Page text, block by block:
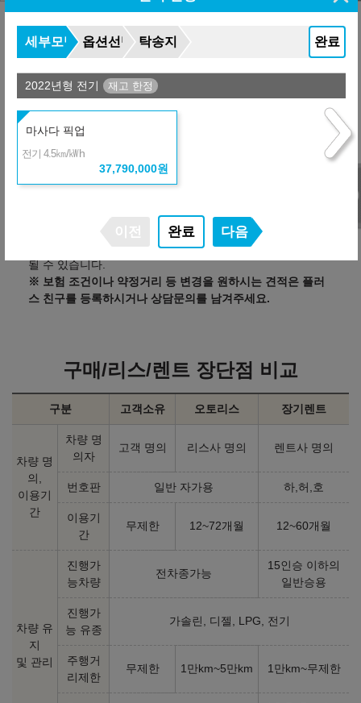
유의사항
- 위 실시간 견적은 할인조건 및 탁송지역, 대리점/딜러사에
따라 달라질 수 있습니다.
다.
- 금융사(렌트사)별 심사 기준은 다를 수 있으며, 신용 및 소득
불충족시 견적이 변경되거나 진행이 불가하실 수도 있습니다.
- 상품 조건은 제휴사의 정책 변경으로 인해 변동되거나 중단
될 수 있습니다.
※ 보험 조건이나 약정거리 등 변경을 원하시는 견적은 플러
스 친구를 등록하시거나 상담문의를 남겨주세요.
구매/리스/렌트 장단점 비교
구분 고객소유 오토리스 장기렌트
차량 명
의,
이용기
간
차량 명
의자
고객 명의 리스사 명의 렌트사 명의
번호판 일반 자가용 하,허,호
이용기
간
무제한 12~72개월 12~60개월
차량 유
지
및 관리
진행가
능차량
전차종가능
15인승 이하의
일반승용
진행가
능 유종
가솔린, 디젤, LPG, 전기
주행거
리제한
무제한 1만km~5만km 1만km~무제한
세부모델 옵션선택 탁송지역 완료
2022년형 전기
마사다 픽업
전기 4.5㎞/㎾h
37,790,000원
완료 다음